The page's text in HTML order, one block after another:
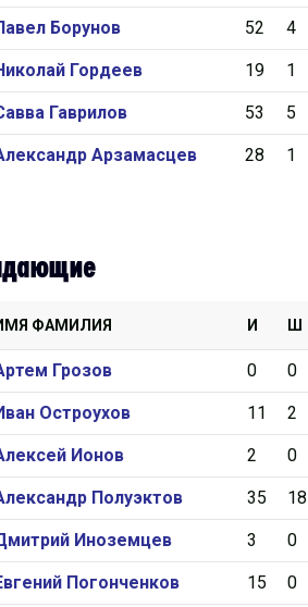
Борунов 52 4
Гордеев 19 1
Гаврилов 53 5
Арзамасцев 28 1
ФАМИЛИЯ И Ш
Грозов 0 0
Остроухов 11 2
Ионов 2 0
Полуэктов 35 18
Иноземцев 3 0
Погонченков 15 0